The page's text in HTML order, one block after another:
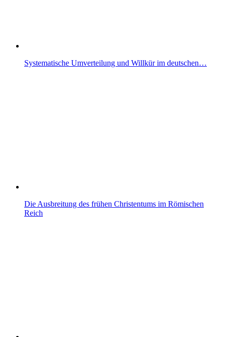
Systematische Umverteilung und Willkür im deutschen…
Die Ausbreitung des frühen Christentums im Römischen
Reich